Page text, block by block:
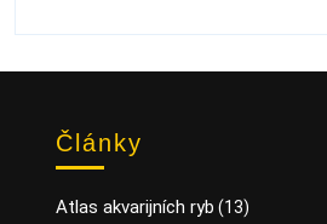
Články
Atlas akvarijních ryb (13)